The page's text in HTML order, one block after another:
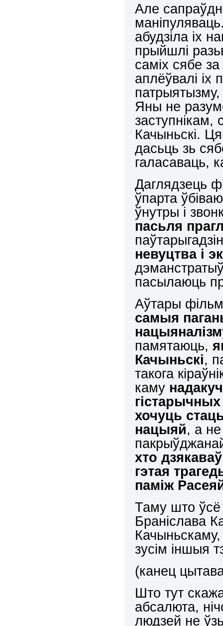
Але
абудзіла іх
прыйшлі
саміх сябе
аплёўвалі іх
Яны не
Качыньскі.
дасьць зь
галасаваць,
Даглядзець
ўпарта
ўнутры і
пасьля
невуцтва і
пасылаюць
Аўтары
самыя
памятаюць,
Качыньскі,
такога
каму
хочуць
нацыяй, а
хто
гэтая
паміж
Таму што ўсё
Браніслава
зусім іншыя
(канец
Што тут
абсалюта,
людзей не